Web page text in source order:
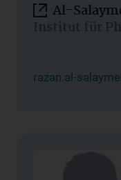
Al-
Institut für
razan.al-